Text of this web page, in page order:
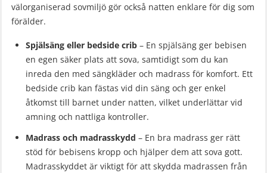
välorganiserad sovmiljö gör också natten enklare för dig som
förälder.
Spjälsäng eller bedside crib – En spjälsäng ger bebisen
en egen säker plats att sova, samtidigt som du kan
inreda den med sängkläder och madrass för komfort. Ett
bedside crib kan fästas vid din säng och ger enkel
åtkomst till barnet under natten, vilket underlättar vid
amning och nattliga kontroller.
Madrass och madrasskydd – En bra madrass ger rätt
stöd för bebisens kropp och hjälper dem att sova gott.
Madrasskyddet är viktigt för att skydda madrassen från